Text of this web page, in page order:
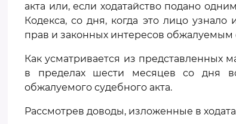
акта или, если ходатайство подано
Кодекса, со дня, когда это лицо
прав и законных интересов обжалуемым
Как усматривается из представленных
в пределах шести месяцев со дня
обжалуемого судебного акта.
Рассмотрев доводы, изложенные в